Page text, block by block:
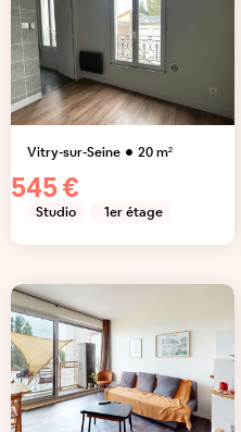
Vitry-sur-Seine 20m²
545 €
Studio 1er étage